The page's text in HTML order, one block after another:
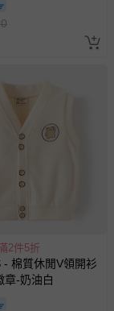
例如 DVD、CD
如線上課程、遊
泳裝、襪子、地
包屁衣、學習
、哺乳衣、托腹
拆封」，或具警
2件5折
- 棉質休閒V領開衫
章-奶油白